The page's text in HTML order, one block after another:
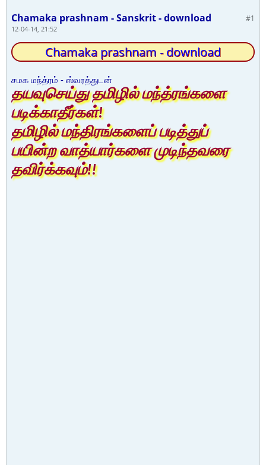
#1
Chamaka prashnam - Sanskrit - download
12-04-14, 21:52
Chamaka prashnam - download
சமக மந்த்ரம் - ஸ்வரத்துடன்
தயவுசெய்து தமிழில் மந்த்ரங்களை
படிக்காதீர்கள்!
தமிழில் மந்திரங்களைப் படித்துப்
பயின்ற வாத்யார்களை முடிந்தவரை
தவிர்க்கவும்!!